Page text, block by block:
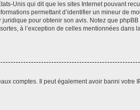
Unis qui dit que les sites Internet pouvant
permettant d’identifier un mineur de
pour obtenir son avis. Notez que
à l’exception de celles mentionnées
comptes. Il peut également avoir banni